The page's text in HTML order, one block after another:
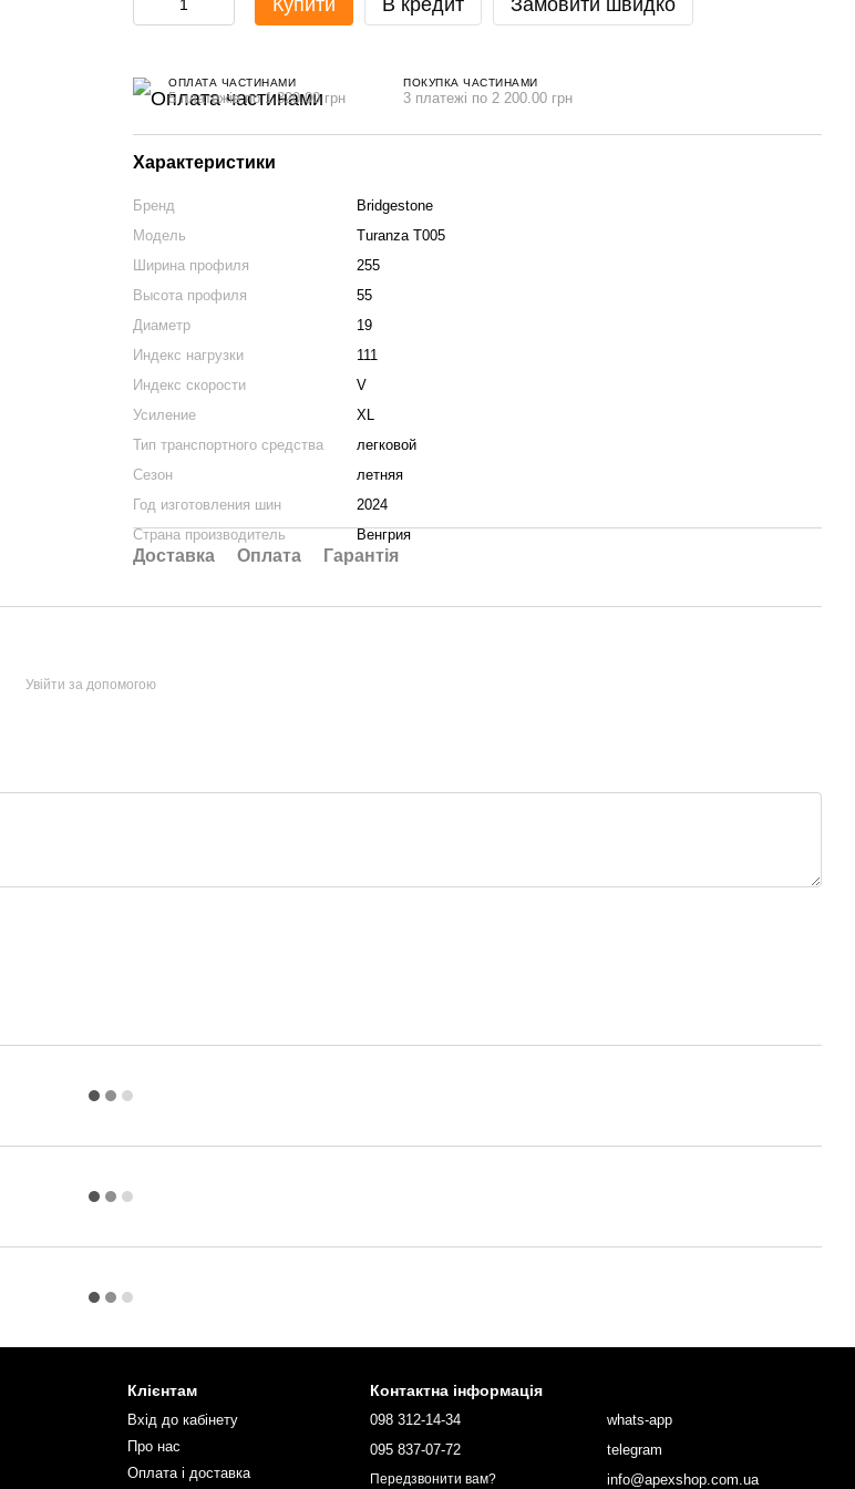
Купити В кредит Замовити швидко
ОПЛАТА ЧАСТИНАМИ
5 платежів по 1 320.00 грн
ПОКУПКА ЧАСТИНАМИ
3 платежі по 2 200.00 грн
Характеристики
Бренд
Bridgestone
Модель
Turanza T005
Ширина профиля
255
Высота профиля
55
Диаметр
19
Индекс нагрузки
111
Индекс скорости
V
Усиление
XL
Тип транспортного средства
легковой
Сезон
летняя
Год изготовления шин
2024
Страна производитель
Венгрия
Доставка Оплата Гарантія
Увійти за допомогою
Клієнтам
Вхід до кабінету
Про нас
Оплата і доставка
Контактна інформація
098 312-14-34
095 837-07-72
Передзвонити вам?
whats-app
telegram
info@apexshop.com.ua